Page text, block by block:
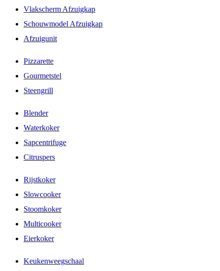
Vlakscherm Afzuigkap
Schouwmodel Afzuigkap
Afzuigunit
Pizzarette
Gourmetstel
Steengrill
Blender
Waterkoker
Sapcentrifuge
Citruspers
Rijstkoker
Slowcooker
Stoomkoker
Multicooker
Eierkoker
Keukenweegschaal